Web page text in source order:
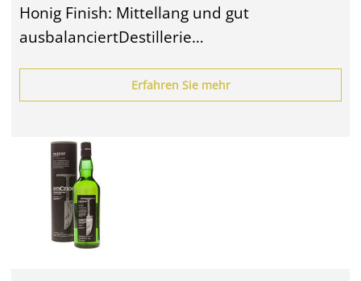
Honig Finish: Mittellang und gut
ausbalanciertDestillerie…
Erfahren Sie mehr